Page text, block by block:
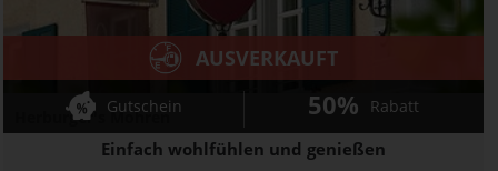
Herburger's Mohren
Einfach wohlfühlen und genießen
AUSVERKAUFT
Gutschein 50% Rabatt